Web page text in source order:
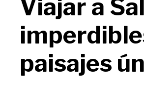
Viajar a
paisajes